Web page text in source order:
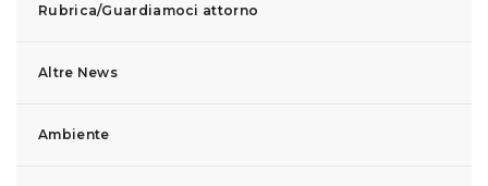
Rubrica/Guardiamoci attorno
Altre News
Ambiente